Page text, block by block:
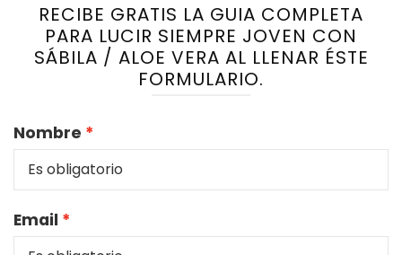
RECIBE GRATIS LA GUIA COMPLETA
PARA LUCIR SIEMPRE JOVEN CON
SÁBILA / ALOE VERA AL LLENAR ÉSTE
FORMULARIO.
Nombre
Email